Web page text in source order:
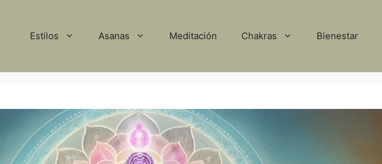
Estilos Asanas Meditación Chakras Bienestar